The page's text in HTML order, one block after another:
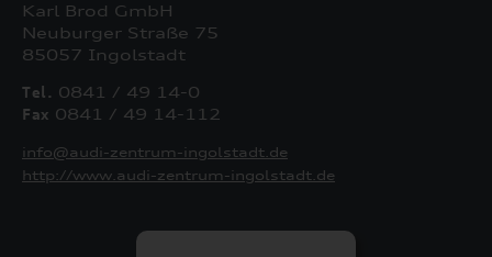
Karl Brod GmbH
Neuburger Straße 75
85057 Ingolstadt
Tel. 0841 / 49 14-0
Fax 0841 / 49 14-112
info@audi-zentrum-ingolstadt.de
http://www.audi-zentrum-ingolstadt.de